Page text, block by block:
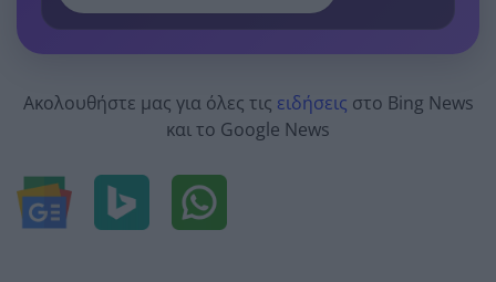
Ακολουθήστε μας για όλες τις ειδήσεις στο Bing News
και το Google News